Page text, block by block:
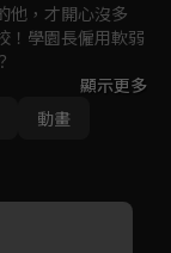
他，才開心沒多
！學園長僱用軟弱
愉快妖怪學園喜
顯示更多
動畫